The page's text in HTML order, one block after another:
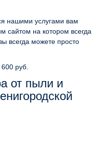
нашими услугами вам
сайтом на котором всегда
всегда можете просто
600 руб.
от пыли и